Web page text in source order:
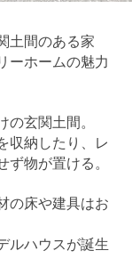
土間のある家
ーホームの魅力
玄関土間。
収納したり、レ
物が置ける。
の床や建具はお
ルハウスが誕生